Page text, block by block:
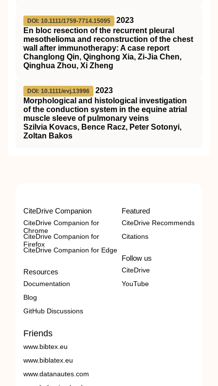
DOI: 10.1111/1759-7714.15095
2023
En bloc resection of the recurrent pleural
mesothelioma and reconstruction of the chest
wall after immunotherapy: A case report
Changlong Qin, Qinghong Xia, Zi‐Jia Chen,
Qinghua Zhou, Xi Zheng
DOI: 10.1111/evj.13996
2023
Morphological and histological investigation
of the conduction system in the equine atrial
muscle sleeve of pulmonary veins
Szilvia Kovacs, Bence Racz, Peter Sotonyi,
Zoltan Bakos
CiteDrive Companion
CiteDrive Companion for
Chrome
CiteDrive Companion for
Firefox
CiteDrive Companion for Edge
Resources
Documentation
Blog
GitHub Discussions
Featured
CiteDrive Recommends
Citations
Follow us
CiteDrive
YouTube
Friends
www.bibtex.eu
www.biblatex.eu
www.datanautes.com